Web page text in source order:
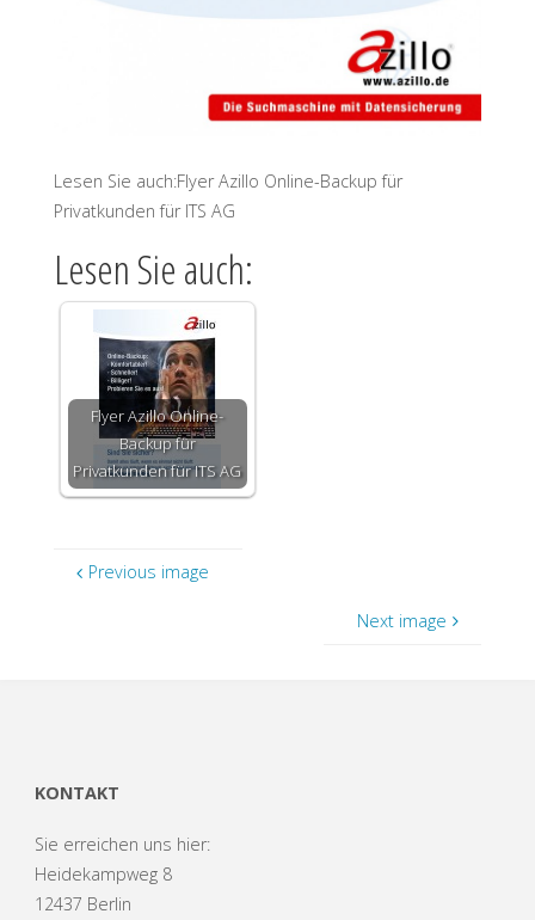
Lesen Sie auch:Flyer Azillo Online-Backup für
Privatkunden für ITS AG
Lesen Sie auch:
Flyer Azillo Online-
Backup für
Privatkunden für ITS AG
Previous image
Next image
KONTAKT
Sie erreichen uns hier:
Heidekampweg 8
12437 Berlin